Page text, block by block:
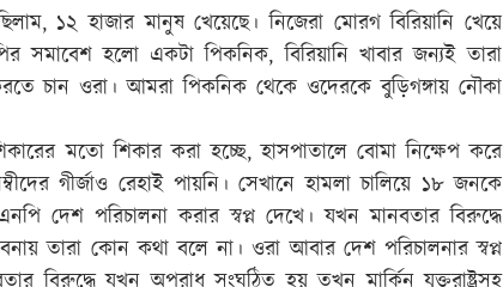
১২ হাজার মানুষ খেয়েছে। নিজেরা মোরগ বিরিয়ানি খেয়ে
সমাবেশ হলো একটা পিকনিক, বিরিয়ানি খাবার জন্যই তারা
চান ওরা। আমরা পিকনিক থেকে ওদেরকে বুড়িগঙ্গায় নৌকা
মতো শিকার করা হচ্ছে, হাসপাতালে বোমা নিক্ষেপ করে
গীর্জাও রেহাই পায়নি। সেখানে হামলা চালিয়ে ১৮ জনকে
দেশ পরিচালনা করার স্বপ্ন দেখে। যখন মানবতার বিরুদ্ধে
তারা কোন কথা বলে না। ওরা আবার দেশ পরিচালনার স্বপ্ন